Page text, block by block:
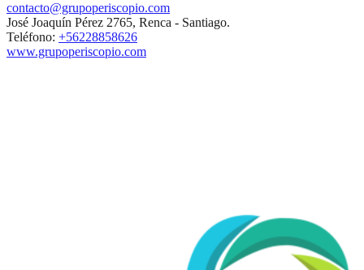
contacto@grupoperiscopio.com
José Joaquín Pérez 2765, Renca - Santiago.
Teléfono: +56228858626
www.grupoperiscopio.com